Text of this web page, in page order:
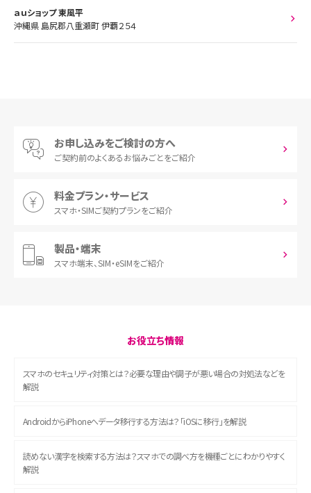
ａｕショップ 東風平
沖縄県 島尻郡八重瀬町 伊覇２５４
お申し込みをご検討の方へ
ご契約前のよくあるお悩みごとをご紹介
料金プラン・サービス
スマホ・SIMご契約プランをご紹介
製品・端末
スマホ端末、SIM・eSIMをご紹介
お役立ち情報
スマホのセキュリティ対策とは？必要な理由や調子が悪い場合の対処法などを
解説
AndroidからiPhoneへデータ移行する方法は？「iOSに移行」を解説
読めない漢字を検索する方法は？スマホでの調べ方を機種ごとにわかりやすく
解説